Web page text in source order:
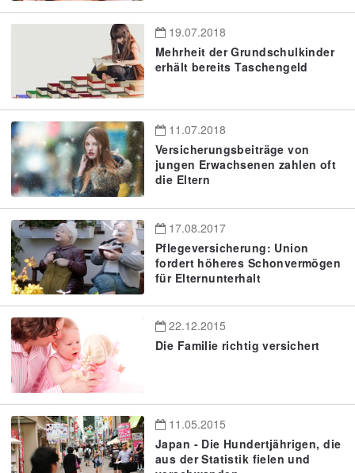
19.07.2018
Mehrheit der Grundschulkinder
erhält bereits Taschengeld
11.07.2018
Versicherungsbeiträge von
jungen Erwachsenen zahlen oft
die Eltern
17.08.2017
Pflegeversicherung: Union
fordert höheres Schonvermögen
für Elternunterhalt
22.12.2015
Die Familie richtig versichert
11.05.2015
Japan - Die Hundertjährigen, die
aus der Statistik fielen und